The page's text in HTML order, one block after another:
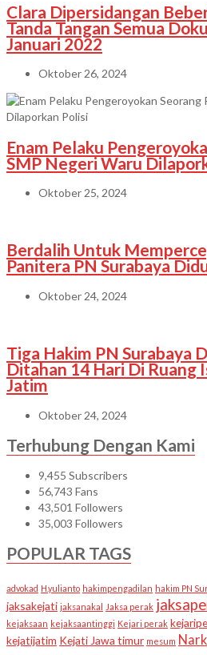
Clara Dipersidangan
Tanda Tangan Semua
Januari 2022
Oktober 26, 2024
Enam Pelaku
SMP Negeri Waru
Oktober 25, 2024
Berdalih Untuk
Panitera PN Surabaya
Oktober 24, 2024
Tiga Hakim PN Surabaya
Ditahan 14 Hari Di Ruang
Jatim
Oktober 24, 2024
Terhubung Dengan Kami
9,455 Subscribers
56,743 Fans
43,501 Followers
35,003 Followers
POPULAR TAGS
advokad H.yulianto hakimpengadilan hakim PN
jaksakejati jaksanakal Jaksa perak
kejaksaan kejaksaantinggi Kejari perak
kejatijatim Kejati Jawa timur mesum